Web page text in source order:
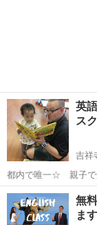
英
ス
吉祥
都内で唯一☆ 親子で
2分の好立地なので通学も便利☆彡 土日開
時も無駄にならない♪
の方もお子...
東京 武蔵野市
無
ま